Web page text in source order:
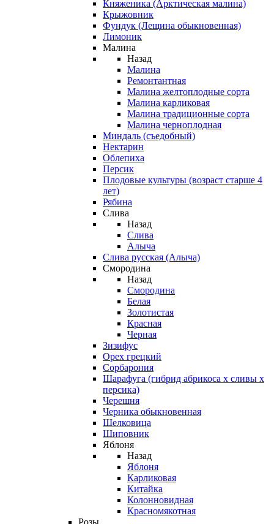
Княженика (Арктическая малина)
Крыжовник
Фундук (Лещина обыкновенная)
Лимоник
Малина
Назад
Малина
Ремонтантная
Малина желтоплодные сорта
Малина карликовая
Малина традиционные сорта
Малина черноплодная
Миндаль (съедобный)
Нектарин
Облепиха
Персик
Плодовые культуры (возраст старше 4
лет)
Рябина
Слива
Назад
Слива
Алыча
Слива русская (Алыча)
Смородина
Назад
Смородина
Белая
Золотистая
Красная
Черная
Зизифус
Орех грецкий
Сорбарония
Шарафуга (гибрид абрикоса х сливы х
персика)
Черешня
Черника обыкновенная
Шелковица
Шиповник
Яблоня
Назад
Яблоня
Карликовая
Китайка
Колонновидная
Красномякотная
Розы